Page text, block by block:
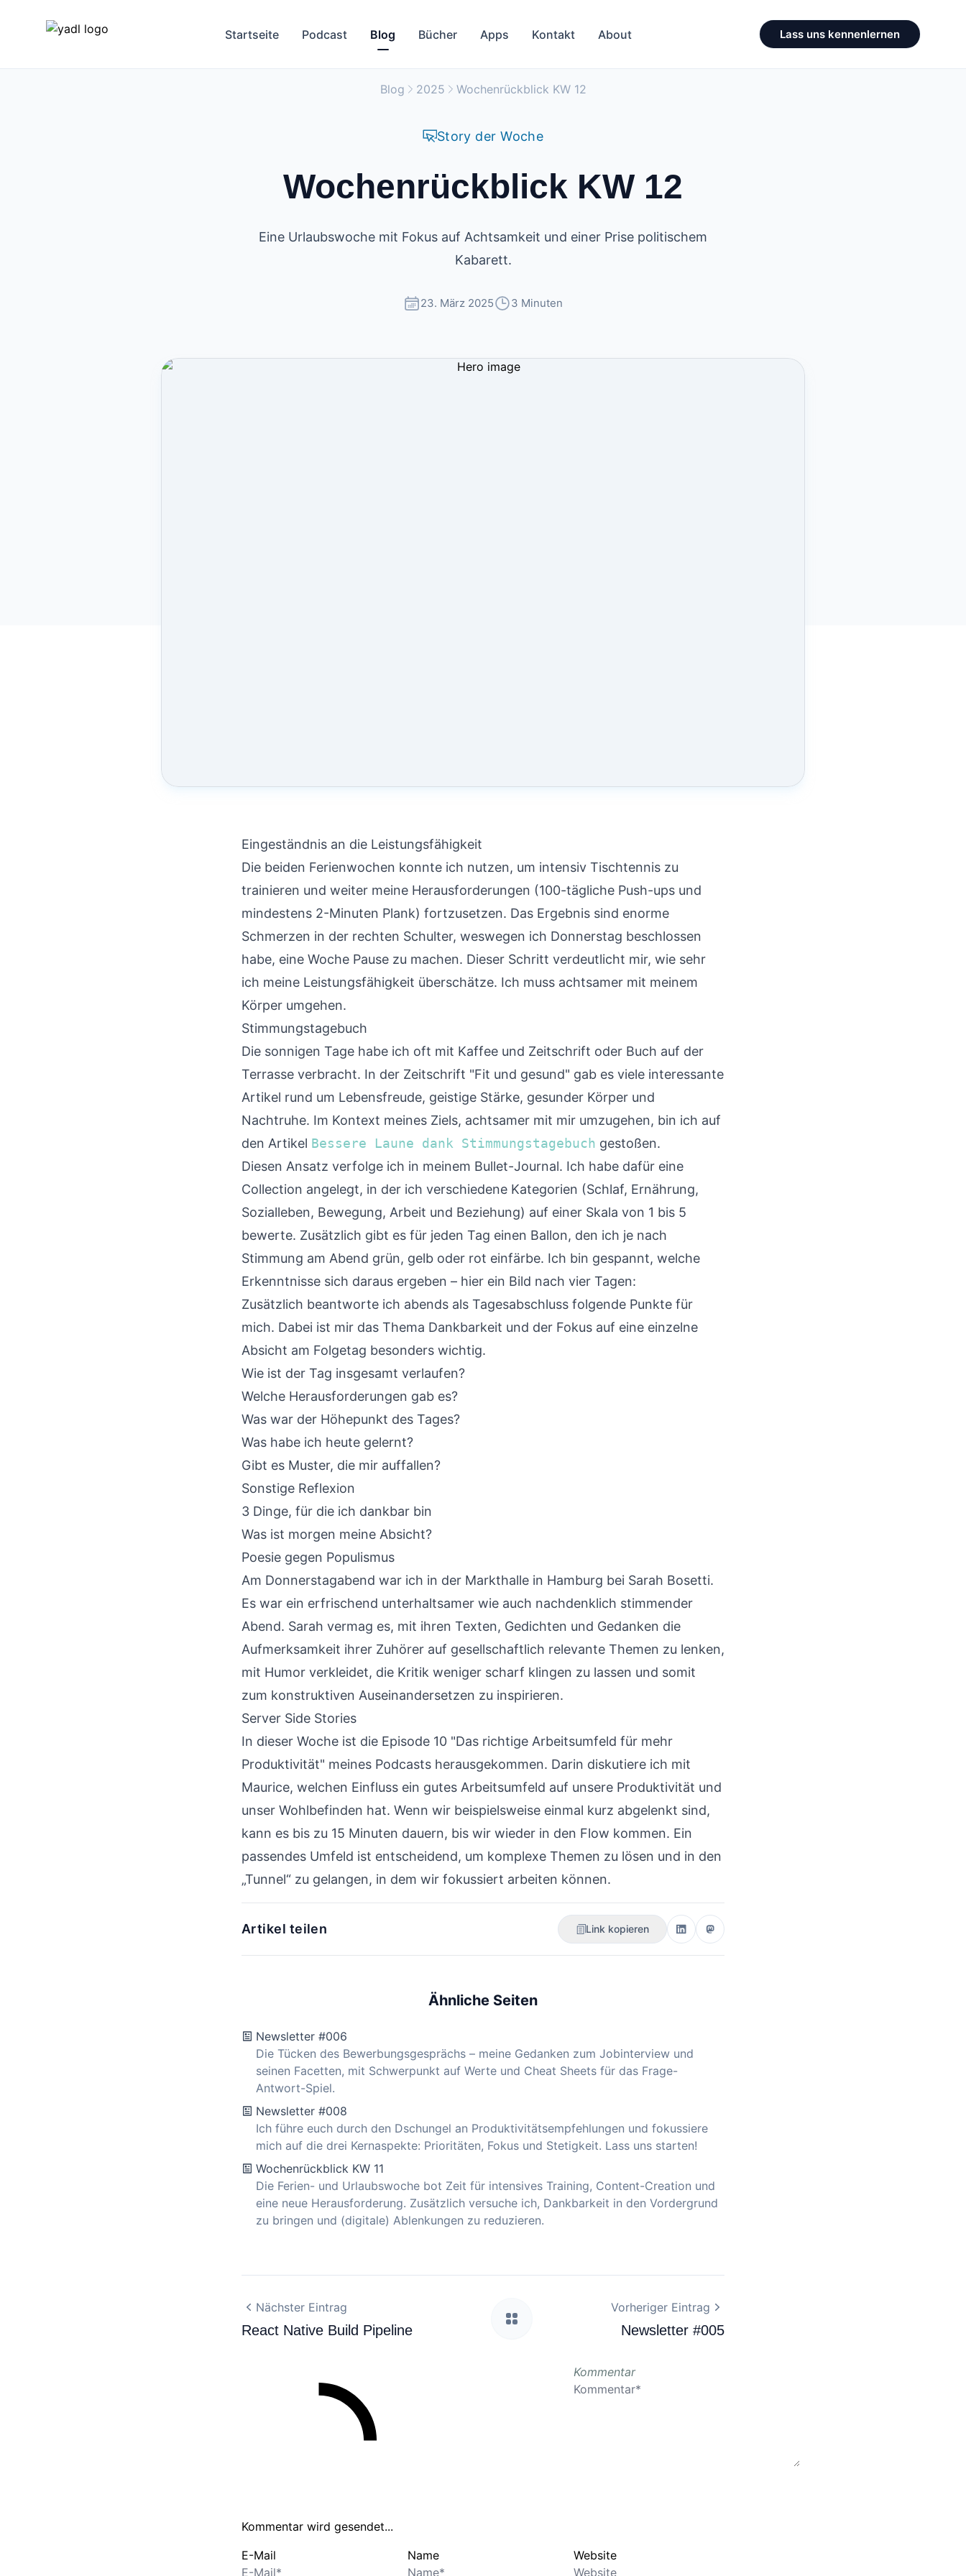
Startseite Podcast Blog Bücher Apps Kontakt About Lass uns kennenlernen
Blog 2025 Wochenrückblick KW 12
Story der Woche
Wochenrückblick KW 12
Eine Urlaubswoche mit Fokus auf Achtsamkeit und einer Prise politischem
Kabarett.
23. März 2025 3 Minuten
Eingeständnis an die Leistungsfähigkeit
Die beiden Ferienwochen konnte ich nutzen, um intensiv Tischtennis zu
trainieren und weiter meine Herausforderungen (100-tägliche Push-ups und
mindestens 2-Minuten Plank) fortzusetzen. Das Ergebnis sind enorme
Schmerzen in der rechten Schulter, weswegen ich Donnerstag beschlossen
habe, eine Woche Pause zu machen. Dieser Schritt verdeutlicht mir, wie sehr
ich meine Leistungsfähigkeit überschätze. Ich muss achtsamer mit meinem
Körper umgehen.
Stimmungstagebuch
Die sonnigen Tage habe ich oft mit Kaffee und Zeitschrift oder Buch auf der
Terrasse verbracht. In der Zeitschrift "Fit und gesund" gab es viele interessante
Artikel rund um Lebensfreude, geistige Stärke, gesunder Körper und
Nachtruhe. Im Kontext meines Ziels, achtsamer mit mir umzugehen, bin ich auf
den Artikel Bessere Laune dank Stimmungstagebuch gestoßen.
Diesen Ansatz verfolge ich in meinem Bullet-Journal. Ich habe dafür eine
Collection angelegt, in der ich verschiedene Kategorien (Schlaf, Ernährung,
Sozialleben, Bewegung, Arbeit und Beziehung) auf einer Skala von 1 bis 5
bewerte. Zusätzlich gibt es für jeden Tag einen Ballon, den ich je nach
Stimmung am Abend grün, gelb oder rot einfärbe. Ich bin gespannt, welche
Erkenntnisse sich daraus ergeben – hier ein Bild nach vier Tagen:
Zusätzlich beantworte ich abends als Tagesabschluss folgende Punkte für
mich. Dabei ist mir das Thema Dankbarkeit und der Fokus auf eine einzelne
Absicht am Folgetag besonders wichtig.
Wie ist der Tag insgesamt verlaufen?
Welche Herausforderungen gab es?
Was war der Höhepunkt des Tages?
Was habe ich heute gelernt?
Gibt es Muster, die mir auffallen?
Sonstige Reflexion
3 Dinge, für die ich dankbar bin
Was ist morgen meine Absicht?
Poesie gegen Populismus
Am Donnerstagabend war ich in der Markthalle in Hamburg bei Sarah Bosetti.
Es war ein erfrischend unterhaltsamer wie auch nachdenklich stimmender
Abend. Sarah vermag es, mit ihren Texten, Gedichten und Gedanken die
Aufmerksamkeit ihrer Zuhörer auf gesellschaftlich relevante Themen zu lenken,
mit Humor verkleidet, die Kritik weniger scharf klingen zu lassen und somit
zum konstruktiven Auseinandersetzen zu inspirieren.
Server Side Stories
In dieser Woche ist die Episode 10 "Das richtige Arbeitsumfeld für mehr
Produktivität" meines Podcasts herausgekommen. Darin diskutiere ich mit
Maurice, welchen Einfluss ein gutes Arbeitsumfeld auf unsere Produktivität und
unser Wohlbefinden hat. Wenn wir beispielsweise einmal kurz abgelenkt sind,
kann es bis zu 15 Minuten dauern, bis wir wieder in den Flow kommen. Ein
passendes Umfeld ist entscheidend, um komplexe Themen zu lösen und in den
„Tunnel“ zu gelangen, in dem wir fokussiert arbeiten können.
Artikel teilen Link kopieren
Ähnliche Seiten
Newsletter #006
Die Tücken des Bewerbungsgesprächs – meine Gedanken zum Jobinterview und
seinen Facetten, mit Schwerpunkt auf Werte und Cheat Sheets für das Frage-
Antwort-Spiel.
Newsletter #008
Ich führe euch durch den Dschungel an Produktivitätsempfehlungen und fokussiere
mich auf die drei Kernaspekte: Prioritäten, Fokus und Stetigkeit. Lass uns starten!
Wochenrückblick KW 11
Die Ferien- und Urlaubswoche bot Zeit für intensives Training, Content-Creation und
eine neue Herausforderung. Zusätzlich versuche ich, Dankbarkeit in den Vordergrund
zu bringen und (digitale) Ablenkungen zu reduzieren.
Nächster Eintrag
React Native Build Pipeline
Vorheriger Eintrag
Newsletter #005
Kommentar wird gesendet...
Kommentar
E-Mail Name Website